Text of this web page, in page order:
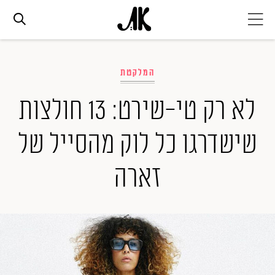
אופנה
ביוטי
סלבס
ערוצים נוספים
המגזין
המלקטת
לא רק טי-שירט: 13 חולצות
שישדרגו כל לוק מהסייל של
זארה